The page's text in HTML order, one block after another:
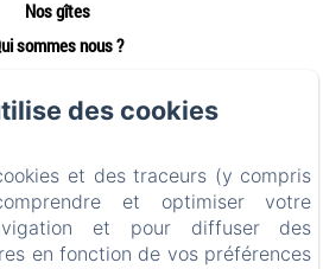
Nos gîtes
sommes nous ?
Les environs
Mentions légales
Mentions légales
des cookies
et des traceurs (y compris
et optimiser votre
et pour diffuser des
en fonction de vos préférences